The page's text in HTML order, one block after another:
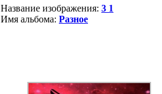
Название изображения: 3 1
Имя альбома: Разное